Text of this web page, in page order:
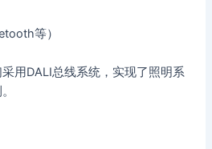
等）
用DALI总线系统，实现了照明系